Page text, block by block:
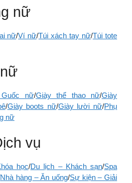
nữ
nữ/Ví nữ/Túi xách tay nữ/Túi tote
nữ/Giày thể thao nữ/Giày
/Giày boots nữ/Giày lười nữ/Phụ
nữ
vụ
học/Du lịch – Khách sạn/Spa
Nhà hàng – Ăn uống/Sự kiện – Giải